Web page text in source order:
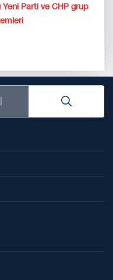
Yeni Parti ve CHP grup